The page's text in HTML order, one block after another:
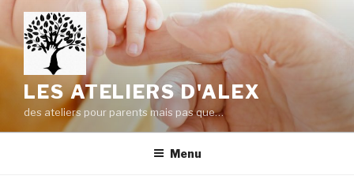
Aller
contenu
LES ATELIERS D'ALEX
des ateliers pour parents mais pas que…
Menu